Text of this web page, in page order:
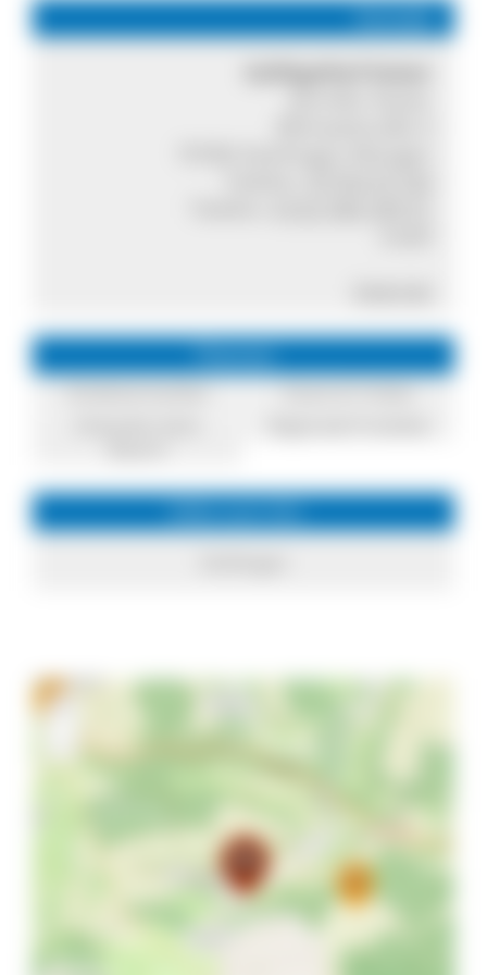
Kontakt
Themen
Direktvermarkter
Essen & Trinken
Infos zum Ort
+